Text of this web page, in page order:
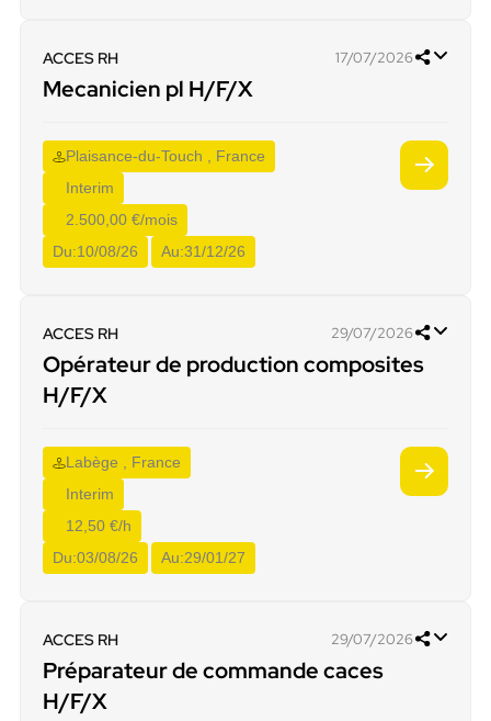
ACCES RH 17/07/2026
Mecanicien pl H/F/X
Plaisance-du-Touch , France
Interim
2.500,00 €/mois
Du:10/08/26 Au:31/12/26
ACCES RH 29/07/2026
Opérateur de production composites
H/F/X
Labège , France
Interim
12,50 €/h
Du:03/08/26 Au:29/01/27
ACCES RH 29/07/2026
Préparateur de commande caces
H/F/X